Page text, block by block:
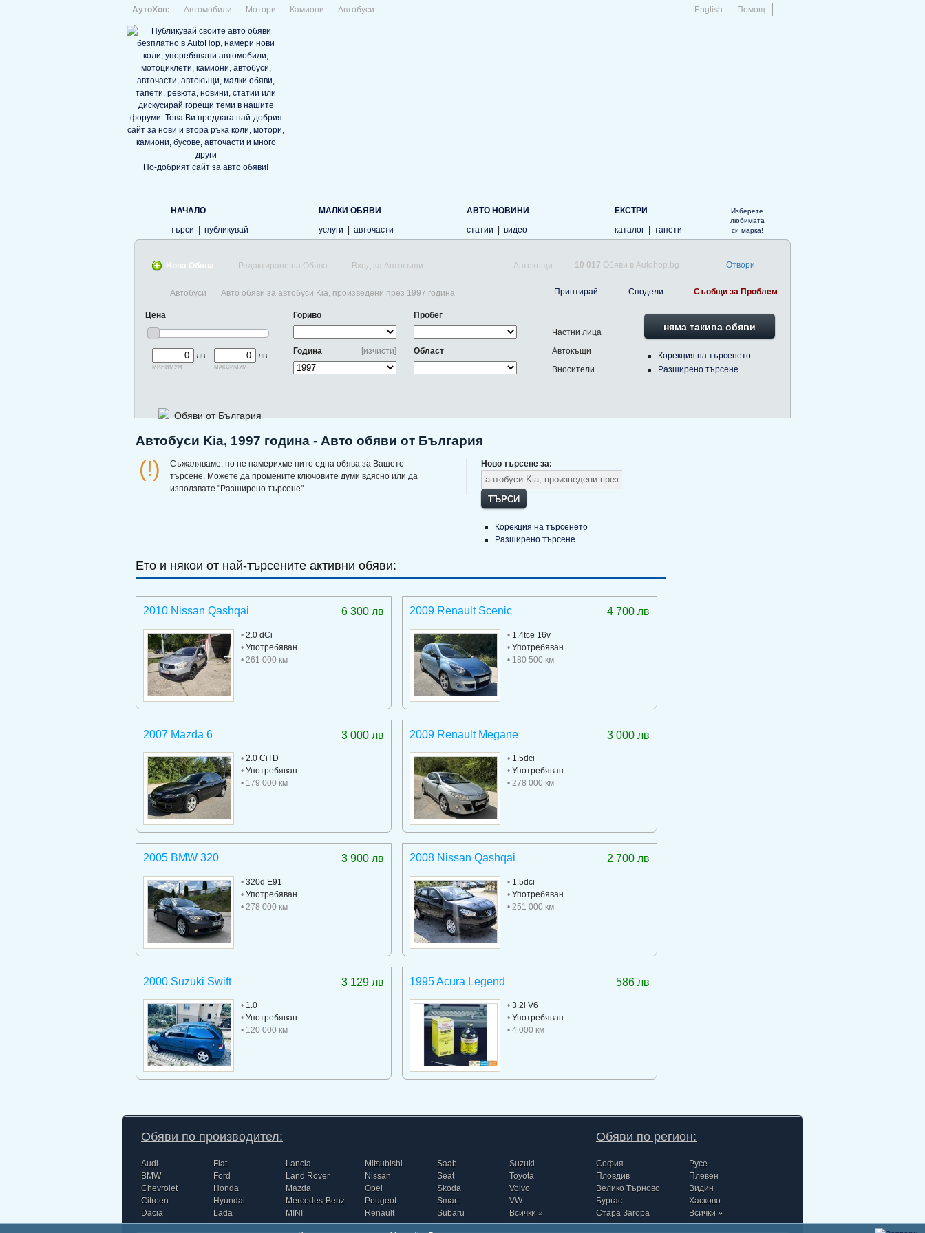
English Помощ
АутоХоп: Автомобили Мотори Камиони Автобуси
По-добрият сайт за авто обяви!
НАЧАЛО
търси
публикувай
МАЛКИ ОБЯВИ
услуги
авточасти
АВТО НОВИНИ
статии
видео
ЕКСТРИ
каталог
тапети
Изберете
любимата
си марка!
Нова Обява Редактиране на Обява Вход за Автокъщи Автокъщи 10 017 Обяви в Autohop.bg Отвори
Принтирай Сподели Съобщи за Проблем
Автобуси Авто обяви за автобуси Kia, произведени през 1997 година
Цена
лв.
минимум
лв.
максимум
Гориво
[изчисти]
Година
Пробег
Област
Частни лица
Автокъщи
Вносители
няма такива обяви
Корекция на търсенето
Разширено търсене
Обяви от България
Автобуси Kia, 1997 година - Авто обяви от България
(!)
Съжаляваме, но не намерихме нито една обява за Вашето
търсене. Можете да промените ключовите думи вдясно или да
използвате "Разширено търсене".
Ново търсене за:
ТЪРСИ
Корекция на търсенето
Разширено търсене
Ето и някои от най-търсените активни обяви:
6 300 лв
2010 Nissan Qashqai
• 2.0 dCi
• Употребяван
• 261 000 км
4 700 лв
2009 Renault Scenic
•1.4tce 16v
•Употребяван
• 180 500 км
3 000 лв
2007 Mazda 6
• 2.0 CiTD
• Употребяван
• 179 000 км
3 000 лв
2009 Renault Megane
•1.5dci
•Употребяван
• 278 000 км
3 900 лв
2005 BMW 320
• 320d E91
• Употребяван
• 278 000 км
2 700 лв
2008 Nissan Qashqai
•1.5dci
•Употребяван
• 251 000 км
3 129 лв
2000 Suzuki Swift
• 1.0
• Употребяван
• 120 000 км
586 лв
1995 Acura Legend
•3.2i V6
•Употребяван
• 4 000 км
Обяви по производител:
Audi
BMW
Chevrolet
Citroen
Dacia
Fiat
Ford
Honda
Hyundai
Lada
Lancia
Land Rover
Mazda
Mercedes-Benz
MINI
Mitsubishi
Nissan
Opel
Peugeot
Renault
Saab
Seat
Skoda
Smart
Subaru
Suzuki
Toyota
Volvo
VW
Всички »
Обяви по регион:
София
Пловдив
Велико Търново
Бургас
Стара Загора
Русе
Плевен
Видин
Хасково
Всички »